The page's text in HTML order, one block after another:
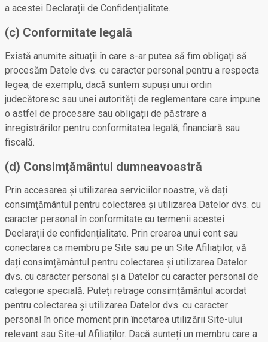
a acestei Declarații de Confidențialitate.
(c) Conformitate legală
Există anumite situații în care s-ar putea să fim obligați să
procesăm Datele dvs. cu caracter personal pentru a respecta
legea, de exemplu, dacă suntem supuși unui ordin
judecătoresc sau unei autorități de reglementare care impune
o astfel de procesare sau obligații de păstrare a
înregistrărilor pentru conformitatea legală, financiară sau
fiscală.
(d) Consimțământul dumneavoastră
Prin accesarea și utilizarea serviciilor noastre, vă dați
consimțământul pentru colectarea și utilizarea Datelor dvs. cu
caracter personal în conformitate cu termenii acestei
Declarații de confidențialitate. Prin crearea unui cont sau
conectarea ca membru pe Site sau pe un Site Afiliaților, vă
dați consimțământul pentru colectarea și utilizarea Datelor
dvs. cu caracter personal și a Datelor cu caracter personal de
categorie specială. Puteți retrage consimțământul acordat
pentru colectarea și utilizarea Datelor dvs. cu caracter
personal în orice moment prin încetarea utilizării Site-ului
relevant sau Site-ul Afiliaților. Dacă sunteți un membru care a